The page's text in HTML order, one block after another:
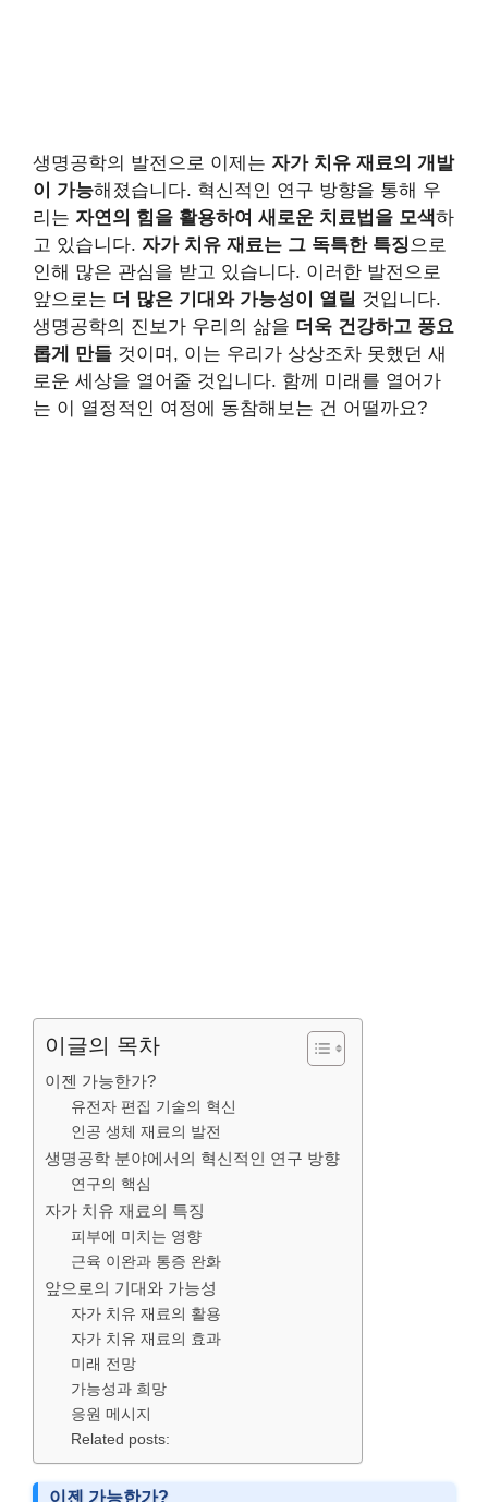
생명공학의 발전으로 이제는 자가 치유 재료의 개발
이 가능해졌습니다. 혁신적인 연구 방향을 통해 우
리는 자연의 힘을 활용하여 새로운 치료법을 모색하
고 있습니다. 자가 치유 재료는 그 독특한 특징 으로
인해 많은 관심을 받고 있습니다. 이러한 발전으로
앞으로는 더 많은 기대와 가능성이 열릴 것입니다.
생명공학의 진보가 우리의 삶을 더욱 건강하고 풍요
롭게 만들 것이며, 이는 우리가 상상조차 못했던 새
로운 세상을 열어줄 것입니다. 함께 미래를 열어가
는 이 열정적인 여정에 동참해보는 건 어떨까요?
이글의 목차
이젠 가능한가?
유전자 편집 기술의 혁신
인공 생체 재료의 발전
생명공학 분야에서의 혁신적인 연구 방향
연구의 핵심
자가 치유 재료의 특징
피부에 미치는 영향
근육 이완과 통증 완화
앞으로의 기대와 가능성
자가 치유 재료의 활용
자가 치유 재료의 효과
미래 전망
가능성과 희망
응원 메시지
Related posts:
이젠 가능한가?